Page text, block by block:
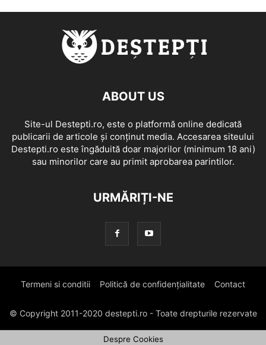
ABOUT US
Site-ul Destepti.ro, este o platformă online dedicată
publicarii de articole și conținut media. Accesarea siteului
Destepti.ro este îngăduită doar majorilor (minimum 18 ani)
sau minorilor care au primit aprobarea parintilor.
URMĂRIȚI-NE
Termeni si conditii Politică de confidențialitate Contact
© Copyright 2011-2020 destepti.ro - Toate drepturile rezervate
Despre Cookies